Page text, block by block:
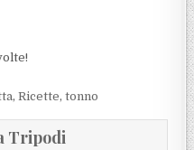
,Ricette,tonno
Tripodi